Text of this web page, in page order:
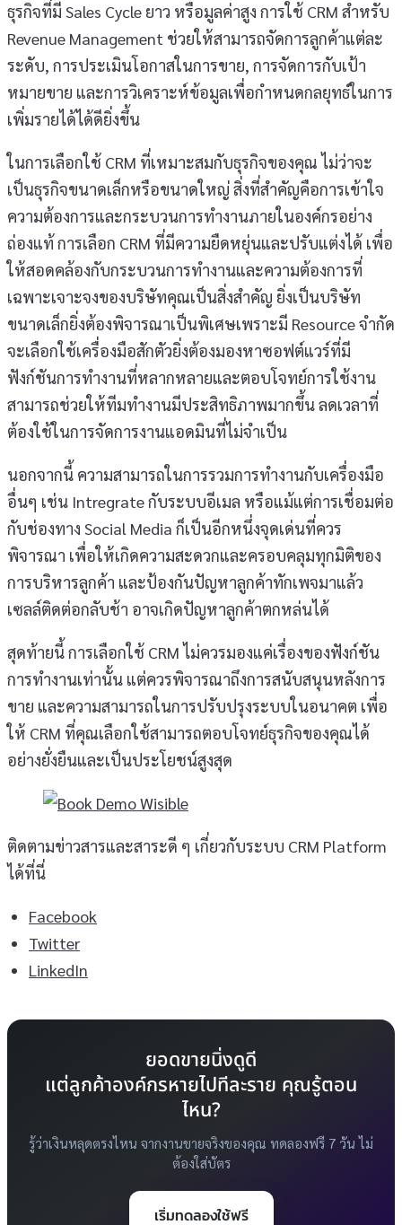
ธุรกิจที่มี Sales Cycle ยาว หรือมูลค่าสูง การใช้ CRM สำหรับ
Revenue Management ช่วยให้สามารถจัดการลูกค้าแต่ละ
ระดับ, การประเมินโอกาสในการขาย, การจัดการกับเป้า
หมายขาย และการวิเคราะห์ข้อมูลเพื่อกำหนดกลยุทธ์ในการ
เพิ่มรายได้ได้ดียิ่งขึ้น
ในการเลือกใช้ CRM ที่เหมาะสมกับธุรกิจของคุณ ไม่ว่าจะ
เป็นธุรกิจขนาดเล็กหรือขนาดใหญ่ สิ่งที่สำคัญคือการเข้าใจ
ความต้องการและกระบวนการทำงานภายในองค์กรอย่าง
ถ่องแท้ การเลือก CRM ที่มีความยืดหยุ่นและปรับแต่งได้ เพื่อ
ให้สอดคล้องกับกระบวนการทำงานและความต้องการที่
เฉพาะเจาะจงของบริษัทคุณเป็นสิ่งสำคัญ ยิ่งเป็นบริษัท
ขนาดเล็กยิ่งต้องพิจารณาเป็นพิเศษเพราะมี Resource จำกัด
จะเลือกใช้เครื่องมือสักตัวยิ่งต้องมองหาซอฟต์แวร์ที่มี
ฟังก์ชันการทำงานที่หลากหลายและตอบโจทย์การใช้งาน
สามารถช่วยให้ทีมทำงานมีประสิทธิภาพมากขึ้น ลดเวลาที่
ต้องใช้ในการจัดการงานแอดมินที่ไม่จำเป็น
นอกจากนี้ ความสามารถในการรวมการทำงานกับเครื่องมือ
อื่นๆ เช่น Intregrate กับระบบอีเมล หรือแม้แต่การเชื่อมต่อ
กับช่องทาง Social Media ก็เป็นอีกหนึ่งจุดเด่นที่ควร
พิจารณา เพื่อให้เกิดความสะดวกและครอบคลุมทุกมิติของ
การบริหารลูกค้า และป้องกันปัญหาลูกค้าทักเพจมาแล้ว
เซลล์ติดต่อกลับช้า อาจเกิดปัญหาลูกค้าตกหล่นได้
สุดท้ายนี้ การเลือกใช้ CRM ไม่ควรมองแค่เรื่องของฟังก์ชัน
การทำงานเท่านั้น แต่ควรพิจารณาถึงการสนับสนุนหลังการ
ขาย และความสามารถในการปรับปรุงระบบในอนาคต เพื่อ
ให้ CRM ที่คุณเลือกใช้สามารถตอบโจทย์ธุรกิจของคุณได้
อย่างยั่งยืนและเป็นประโยชน์สูงสุด
ติดตามข่าวสารและสาระดี ๆ เกี่ยวกับระบบ CRM Platform
ได้ที่นี่
Facebook
Twitter
LinkedIn
ยอดขายนิ่งดูดี
แต่ลูกค้าองค์กรหายไปทีละราย คุณรู้ตอน
ไหน?
รู้ว่าเงินหลุดตรงไหน จากงานขายจริงของคุณ ทดลองฟรี 7 วัน ไม่
ต้องใส่บัตร
เริ่มทดลองใช้ฟรี